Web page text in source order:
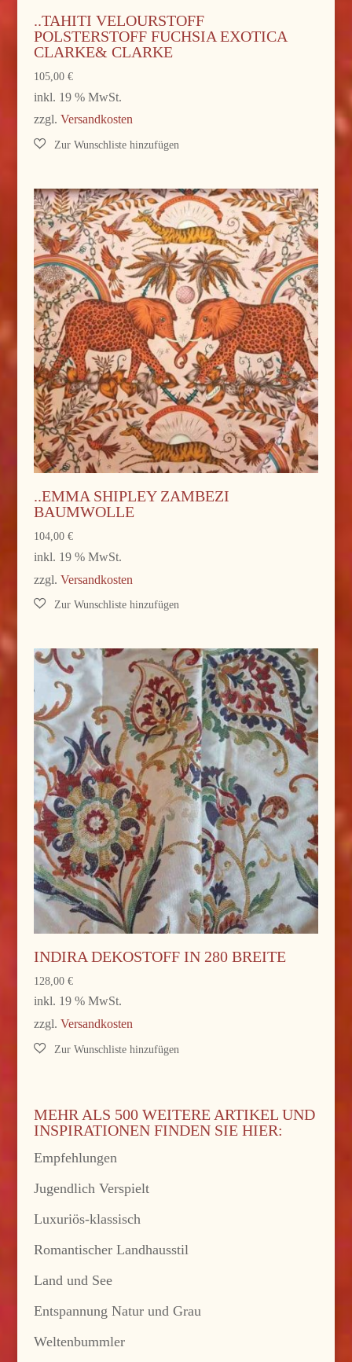
..TAHITI VELOURSTOFF
POLSTERSTOFF FUCHSIA EXOTICA
CLARKE& CLARKE
105,00 €
inkl. 19 % MwSt.
zzgl. Versandkosten
..EMMA SHIPLEY ZAMBEZI
BAUMWOLLE
104,00 €
inkl. 19 % MwSt.
zzgl. Versandkosten
INDIRA DEKOSTOFF IN 280 BREITE
128,00 €
inkl. 19 % MwSt.
zzgl. Versandkosten
MEHR ALS 500 WEITERE ARTIKEL UND
INSPIRATIONEN FINDEN SIE HIER:
Empfehlungen
Jugendlich Verspielt
Luxuriös-klassisch
Romantischer Landhausstil
Land und See
Entspannung Natur und Grau
Weltenbummler